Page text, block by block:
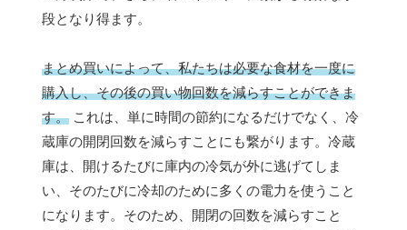
段となり得ます。
まとめ買いによって、私たちは必要な食材を一度に
購入し、その後の買い物回数を減らすことができま
す。 これは、単に時間の節約になるだけでなく、冷
蔵庫の開閉回数を減らすことにも繋がります。冷蔵
庫は、開けるたびに庫内の冷気が外に逃げてしま
い、そのたびに冷却のために多くの電力を使うこと
になります。そのため、開閉の回数を減らすこと